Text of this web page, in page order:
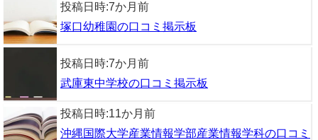
投稿日時:7か月前
塚口幼稚園の口コミ掲示板
投稿日時:7か月前
武庫東中学校の口コミ掲示板
投稿日時:11か月前
沖縄国際大学産業情報学部産業情報学科の口コミ